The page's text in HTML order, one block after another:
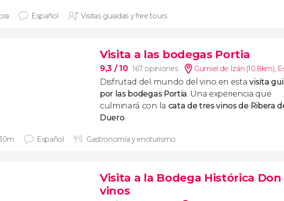
Español Visitas guiadas y free tours
Visita a las bodegas Portia
9,3 / 10 167 opiniones Gumiel de Izán (10.8km),
Disfrutad del mundo del vino en estavisita
por las bodegas Portia. Una experiencia que
culminará con la cata de tres vinos de Ribera
Duero.
Español Gastronomía y enoturismo
Visita a la Bodega Histórica
vinos